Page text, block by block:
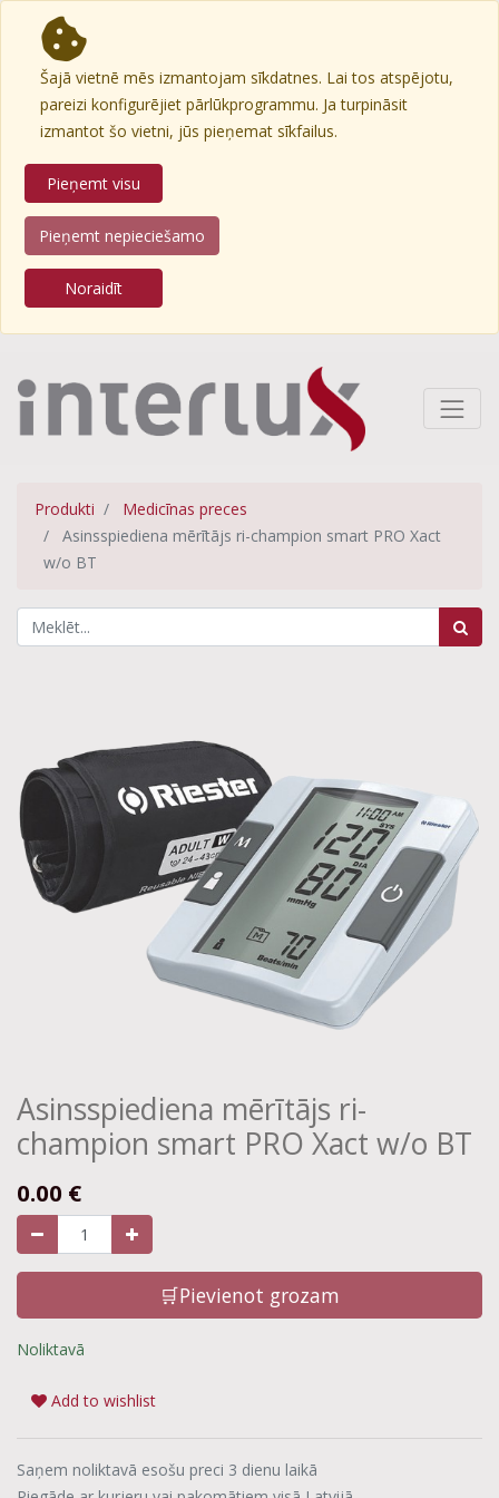
Šajā vietnē mēs izmantojam sīkdatnes. Lai tos atspējotu,
pareizi konfigurējiet pārlūkprogrammu. Ja turpināsit
izmantot šo vietni, jūs pieņemat sīkfailus.
Pieņemt visu
Pieņemt nepieciešamo
Noraidīt
Produkti
Medicīnas preces
Asinsspiediena mērītājs ri-champion smart PRO Xact
w/o BT
Asinsspiediena mērītājs ri-
champion smart PRO Xact w/o BT
0.00 €
🛒Pievienot grozam
Noliktavā
Add to wishlist
Saņem noliktavā esošu preci 3 dienu laikā